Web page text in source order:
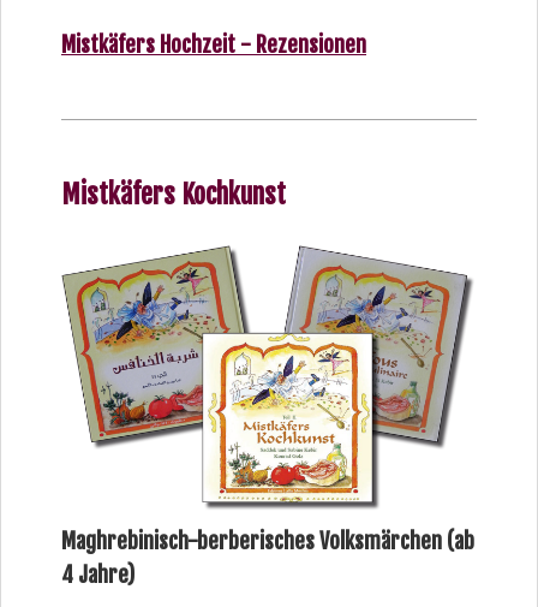
Mistkäfers Hochzeit - Rezensionen
Mistkäfers Kochkunst
Maghrebinisch-berberisches Volksmärchen (ab
4 Jahre)